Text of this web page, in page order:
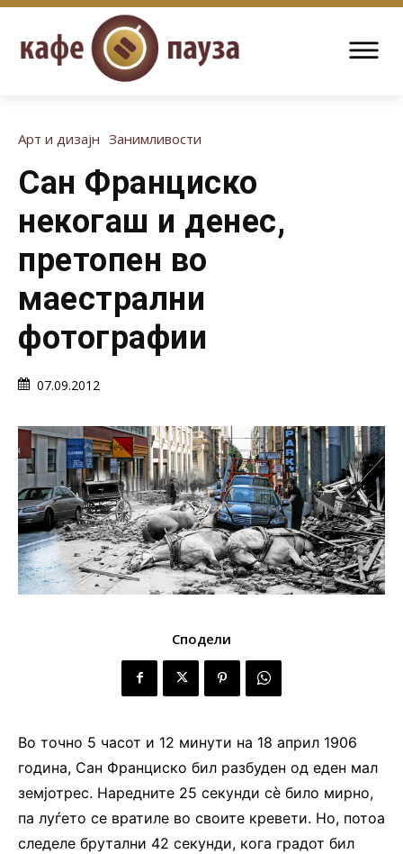
Арт и дизајн Занимливости
Сан Франциско
некогаш и денес,
претопен во
маестрални
фотографии
07.09.2012
Сподели
Во точно 5 часот и 12 минути на 18 април 1906
година, Сан Франциско бил разбуден од еден мал
земјотрес. Наредните 25 секунди сè било мирно,
па луѓето се вратиле во своите кревети. Но, потоа
следеле брутални 42 секунди, кога градот бил